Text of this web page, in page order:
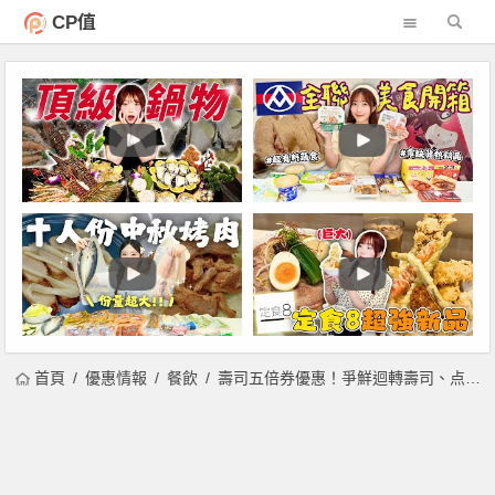
CP值
首頁 優惠情報 餐飲 壽司五倍券優惠！爭鮮迴轉壽司、点爭鮮、SUSHiPLUS、壽司郎、藏壽司、海壽司一次看！